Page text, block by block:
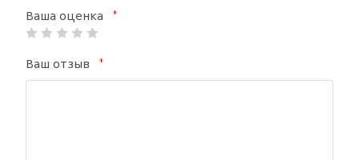
Ваша оценка *
Ваш отзыв *